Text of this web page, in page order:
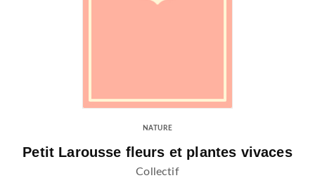
NATURE
Petit Larousse fleurs et plantes vivaces
Collectif